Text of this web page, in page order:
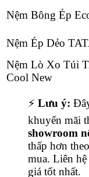
Nệm Bông Ép
Nệm Ép Dẻo
Nệm Lò Xo Túi
Cool New
⚡ Lưu ý:
khuyến mãi
showroom
thấp hơn
mua. Liên
giá tốt nhất.